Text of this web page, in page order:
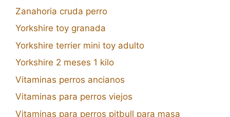
Zanahoria cruda perro
Yorkshire toy granada
Yorkshire terrier mini toy adulto
Yorkshire 2 meses 1 kilo
Vitaminas perros ancianos
Vitaminas para perros viejos
Vitaminas para perros pitbull para masa